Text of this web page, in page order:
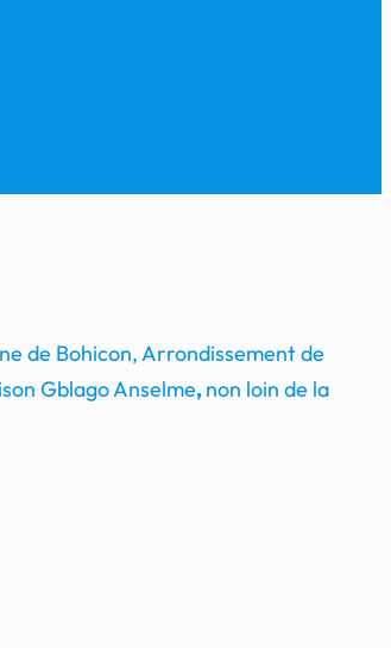
de Bohicon, Arrondissement de
Gblago Anselme,non loin de la